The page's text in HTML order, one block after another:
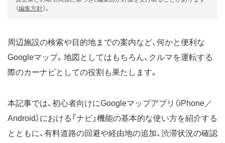
（編集方針）。
周辺施設の検索や目的地までの案内など、何かと便利な
Googleマップ。地図としてはもちろん、クルマを運転する
際のカーナビとしての役割も果たします。
本記事では、初心者向けにGoogleマップアプリ（iPhone／
Android）における「ナビ」機能の基本的な使い方を紹介する
とともに、有料道路の回避や経由地の追加、渋滞状況の確認